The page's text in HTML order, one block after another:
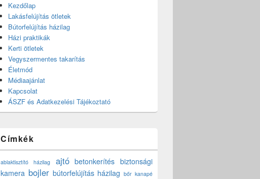
Kezdőlap
Lakásfelújítás ötletek
Bútorfelújítás házilag
Házi praktikák
Kerti ötletek
Vegyszermentes takarítás
Életmód
Médiaajánlat
Kapcsolat
ÁSZF és Adatkezelési Tájékoztató
Címkék
ablaktisztító házilag ajtó betonkerítés biztonsági
kamera bojler bútorfelújítás házilag bőr kanapé